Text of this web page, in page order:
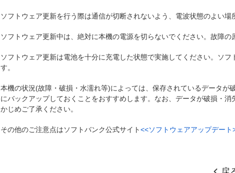
ソフトウェア更新を行う際は通信が切断されないよう、電波状態のよい場
ソフトウェア更新中は、絶対に本機の電源を切らないでください。故障の
ソフトウェア更新は電池を十分に充電した状態で実施してください。ソ
す。
本機の状況(故障・破損・水濡れ等)によっては、保存されているデータ
にバックアップしておくことをおすすめします。なお、データが破損・
かじめご了承ください。
その他のご注意点はソフトバンク公式サイト<<ソフトウェアアップデート